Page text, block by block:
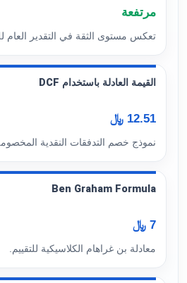
مرتفعة
تعكس مستوى الثقة في التقدير العام
القيمة العادلة باستخدام DCF
12.51 ﷼
نموذج خصم التدفقات النقدية
Ben Graham Formula
7 ﷼
معادلة بن غراهام الكلاسيكية للتقييم.